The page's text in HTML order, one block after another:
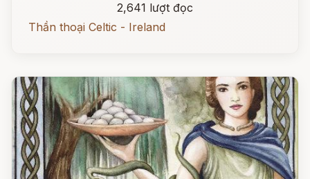
2,641 lượt đọc
Thần thoại Celtic - Ireland